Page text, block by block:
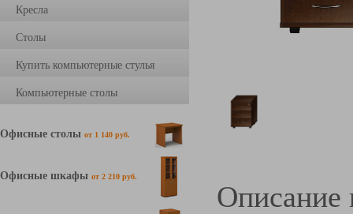
Кресла
Столы
Купить компьютерные стулья
Компьютерные столы
Офисные столы от 1 140 руб.
Офисные шкафы от 2 210 руб.
Описание